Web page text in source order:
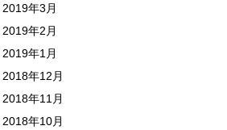
2019年3月
2019年2月
2019年1月
2018年12月
2018年11月
2018年10月